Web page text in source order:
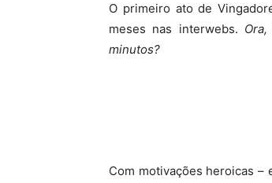
O primeiro ato de
meses nas interwebs.
minutos?
Com motivações heroicas –